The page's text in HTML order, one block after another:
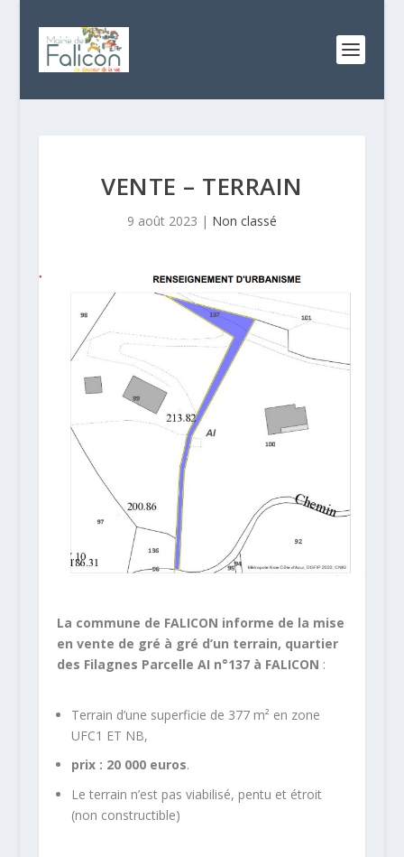
VENTE – TERRAIN
9 août 2023 | Non classé
La commune de FALICON informe de la mise
en vente de gré à gré d’un terrain, quartier
des Filagnes Parcelle AI n°137à FALICON :
Terrain d’une superficie de 377 m² en zone
UFC1 ET NB,
prix : 20 000 euros.
Le terrain n’est pas viabilisé, pentu et étroit
(non constructible)